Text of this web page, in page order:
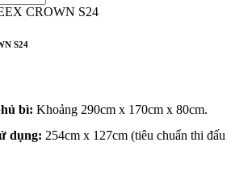
S24
bì: Khoảng 290cm x 170cm x 80cm.
dụng: 254cm x 127cm (tiêu chuẩn thi đấu